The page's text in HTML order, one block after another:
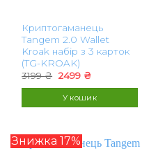
Криптогаманець
Tangem 2.0 Wallet
Kroak набір з 3 карток
(TG-KROAK)
3199₴ Оригінальна
3199 ₴.
2499 ₴Поточна
У кошик
Знижка 17%